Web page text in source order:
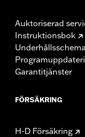
Auktoriserad
Instruktionsbok
Garantitjänster
FÖRSÄKRING
H-D Försäkring